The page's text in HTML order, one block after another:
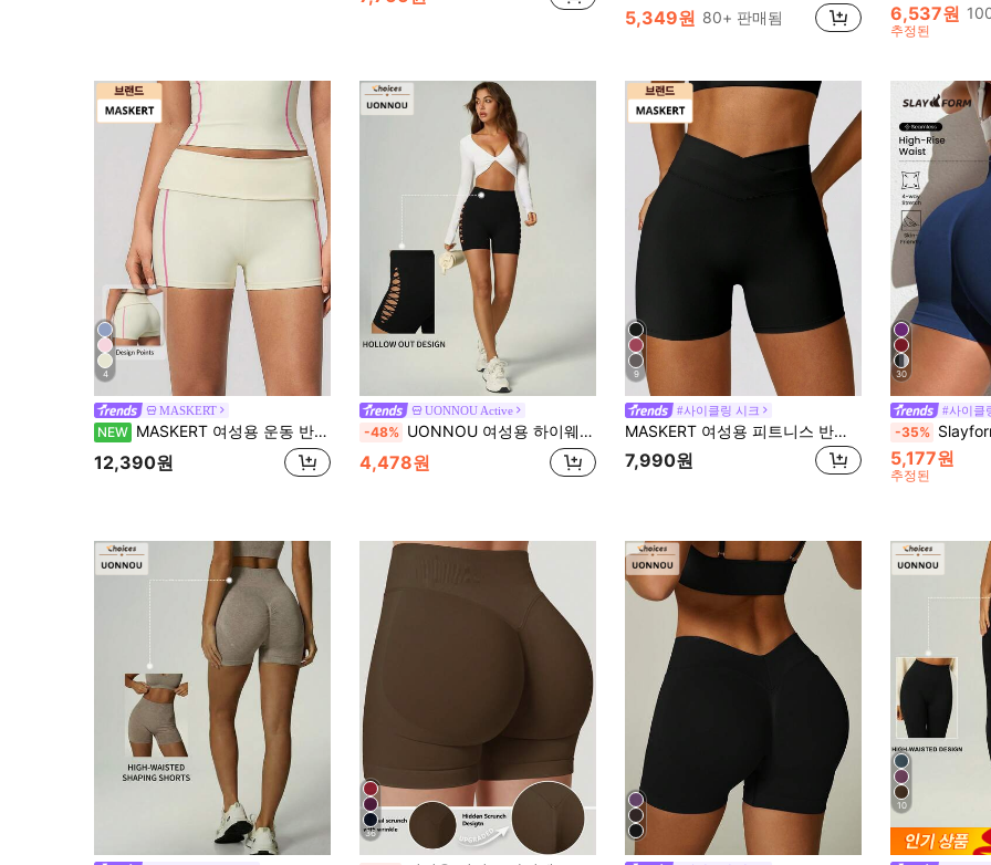
5,349원 80+ 판매됨 6,537원
추정된
4
MASKERT
NEW MASKERT 여성용 운동 반바지 요가, 필라테스, 피트니스 트레이닝, 러닝, 하이킹, 캠핑, 여행, 휴가 & 야외 스포츠용
12,390원
UONNOU Active
-48% UONNOU 여성용 하이웨스트 홀로우 컷아웃 사이드 리브드 바이커 쇼츠, 복부 보정 피치 힙 리프팅 슬림 스트레치 요가 운동 쇼츠
4,478원
9
#사이클링 시크
MASKERT 여성용 피트니스 반바지, 요가 팬츠, 러닝 스포츠 팬츠, 고탄력 스포츠 반바지, 스판덱스 반바지
7,990원
30
#사이클
-35% Slayform Slayform 여성용 핑크 스포츠 반
5,177원
추정된
36
10